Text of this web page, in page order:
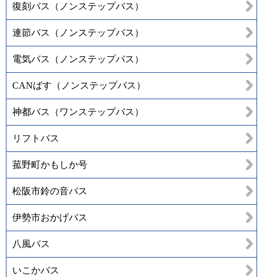
復刻バス（ノンステップバス）
連節バス（ノンステップバス）
電気バス（ノンステップバス）
CANばす（ノンステップバス）
神都バス（ワンステップバス）
リフトバス
菰野町かもしか号
松阪市鈴の音バス
伊勢市おかげバス
八風バス
いこかバス